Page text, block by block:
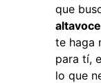
que
te haga
para tí,
lo que